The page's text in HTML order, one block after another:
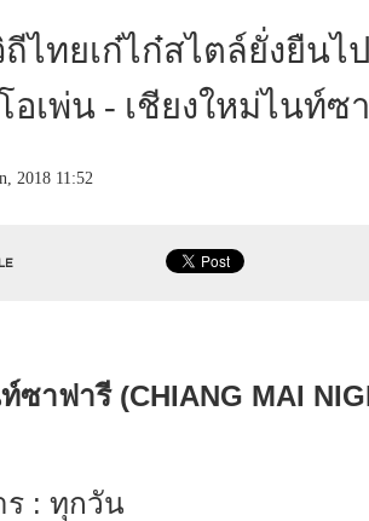
ถีไทยเก๋ไก๋สไตล์ยั่งยืนไ
อเพ่น - เชียงใหม่ไนท์ซ
2018 11:52
ซาฟารี (CHIANG MAI
ร : ทุกวัน